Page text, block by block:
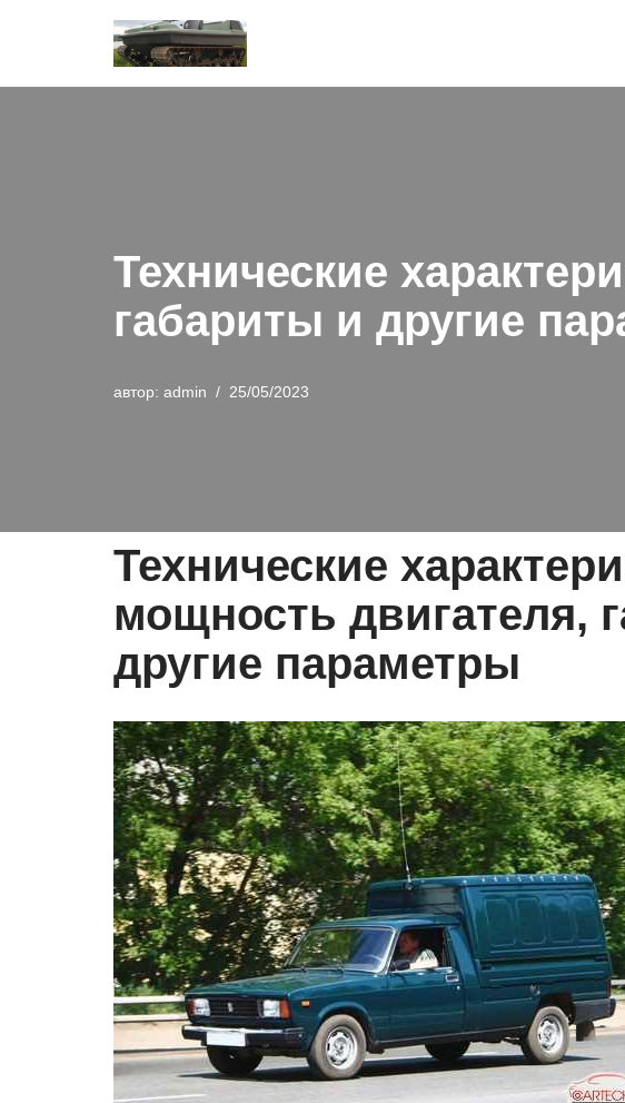
к
Технические
габариты и другие
автор: admin 25/05/2023
Технические
мощность двигателя,
другие параметры